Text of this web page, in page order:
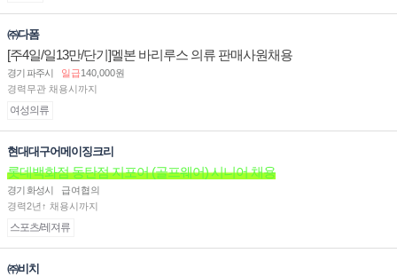
㈜다폼
[주4일/일13만/단기]멜본 바리루스 의류 판매사원채용
경기 파주시 일급140,000원
경력무관 채용시까지
여성의류
현대대구어메이징크리
롯데백화점 동탄점 지포어 (골프웨어) 시니어 채용
경기 화성시
급여협의
경력2년↑ 채용시까지
스포츠/레져류
㈜비치